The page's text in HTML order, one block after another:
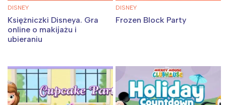
DISNEY
Księżniczki Disneya. Gra
online o makijażu i
ubieraniu
DISNEY
Frozen Block Party